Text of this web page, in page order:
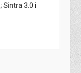
Sintra 3.0 i